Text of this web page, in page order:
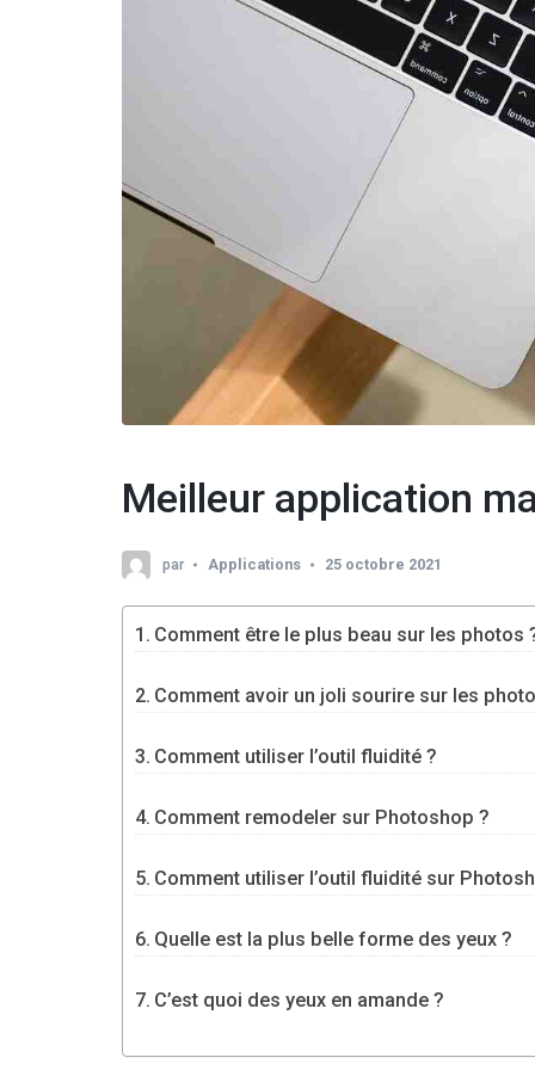
Meilleur application
par Applications 25 octobre 2021
Comment être le plus beau sur les photos
Comment avoir un joli sourire sur les
Comment utiliser l’outil fluidité ?
Comment remodeler sur Photoshop ?
Comment utiliser l’outil fluidité sur
Quelle est la plus belle forme des yeux ?
C’est quoi des yeux en amande ?